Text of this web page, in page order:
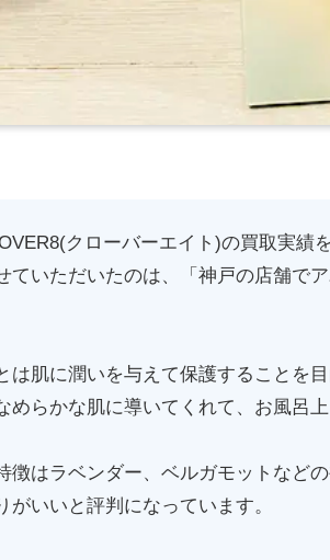
クローバーエイト)の買取実績
ていただいたのは、「神戸の店舗で
は肌に潤いを与えて保護することを
めらかな肌に導いてくれて、お風呂
徴はラベンダー、ベルガモットなど
がいいと評判になっています。